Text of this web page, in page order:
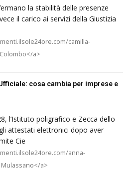
la stabilità delle presenze
il carico ai servizi della Giustizia
camilla-
a>
cosa cambia per imprese e
l’Istituto poligrafico e Zecca dello
attestati elettronici dopo aver
Cie
anna-
a>